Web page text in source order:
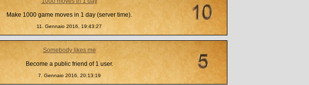
Make 1000 game moves in 1 day (server time).
11. Gennaio 2016, 19:43:27
Somebody likes me
Become a public friend of 1 user.
7. Gennaio 2016, 20:13:19